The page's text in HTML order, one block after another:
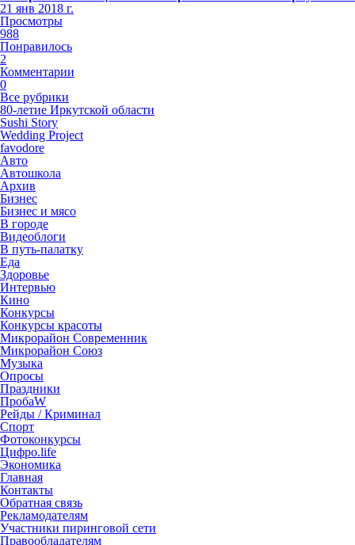
21 янв 2018 г.
Просмотры
988
Понравилось
2
Комментарии
0
Все рубрики
80-летие Иркутской области
Sushi Story
Wedding Project
favodore
Авто
Автошкола
Архив
Бизнес
Бизнес и мясо
В городе
Видеоблоги
В путь-палатку
Еда
Здоровье
Интервью
Кино
Конкурсы
Конкурсы красоты
Микрорайон Современник
Микрорайон Союз
Музыка
Опросы
Праздники
ПробаW
Рейды / Криминал
Спорт
Фотоконкурсы
Цифро.life
Экономика
Главная
Контакты
Обратная связь
Рекламодателям
Участники пиринговой сети
Правообладателям